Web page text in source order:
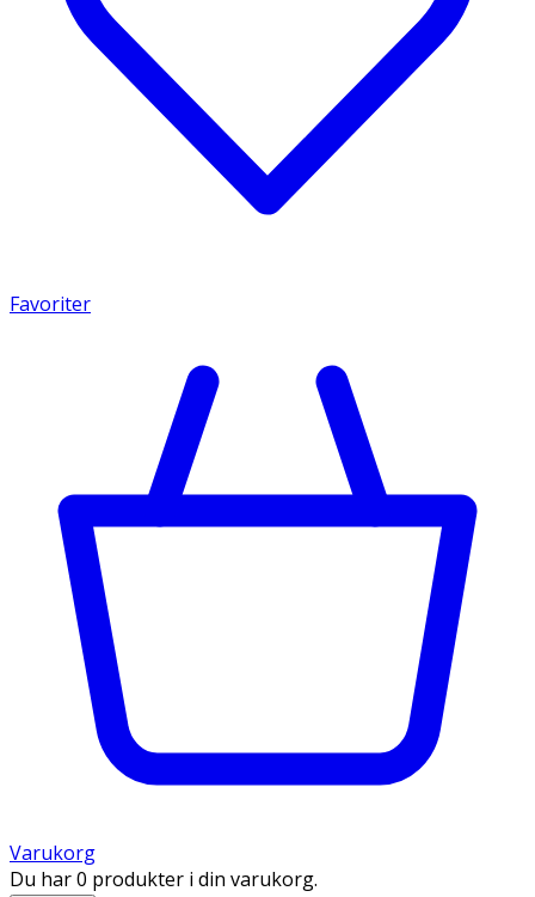
Favoriter
Varukorg
Du har 0 produkter i din varukorg.